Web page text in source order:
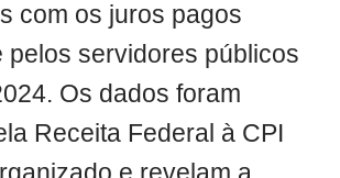
com os juros pagos
pelos servidores públicos
Os dados foram
Receita Federal à CPI